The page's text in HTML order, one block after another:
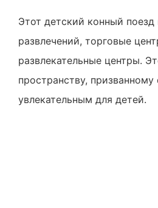
Этот детский конный
развлечений, торговые
развлекательные центры.
пространству,
увлекательным для детей.